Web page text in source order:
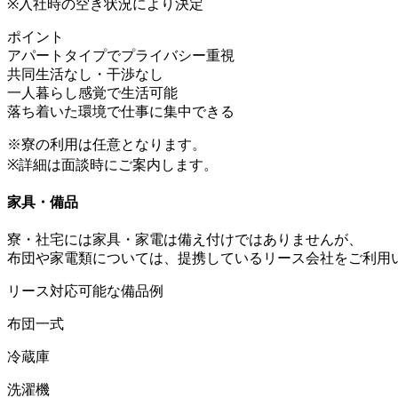
※入社時の空き状況により決定
ポイント
アパートタイプでプライバシー重視
共同生活なし・干渉なし
一人暮らし感覚で生活可能
落ち着いた環境で仕事に集中できる
※寮の利用は任意となります。
※詳細は面談時にご案内します。
家具・備品
寮・社宅には家具・家電は備え付けではありませんが、
布団や家電類については、提携しているリース会社をご利用
リース対応可能な備品例
布団一式
冷蔵庫
洗濯機